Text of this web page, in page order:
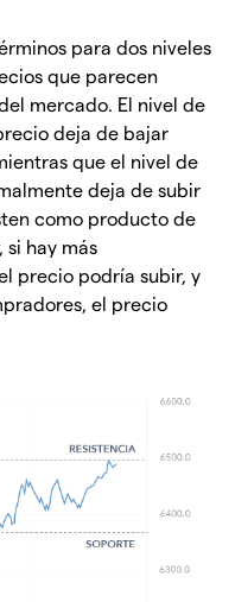
para dos niveles
que parecen
mercado. El nivel de
deja de bajar
que el nivel de
deja de subir
como producto de
si hay más
precio podría subir, y
el precio